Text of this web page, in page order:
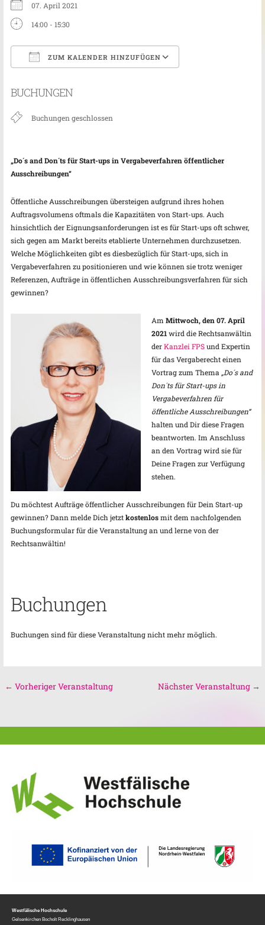
07. April 2021
14:00 - 15:30
ZUM KALENDER HINZUFÜGEN
BUCHUNGEN
Buchungen geschlossen
„Do´s and Don´ts für Start-ups in Vergabeverfahren öffentlicher
Ausschreibungen“
Öffentliche Ausschreibungen übersteigen aufgrund ihres hohen
Auftragsvolumens oftmals die Kapazitäten von Start-ups. Auch
hinsichtlich der Eignungsanforderungen ist es für Start-ups oft schwer,
sich gegen am Markt bereits etablierte Unternehmen durchzusetzen.
Welche Möglichkeiten gibt es diesbezüglich für Start-ups, sich in
Vergabeverfahren zu positionieren und wie können sie trotz weniger
Referenzen, Aufträge in öffentlichen Ausschreibungsverfahren für sich
gewinnen?
AmMittwoch, den 07. April
2021wird die Rechtsanwältin
derKanzlei FPSund Expertin
für das Vergaberecht einen
Vortrag zum Thema„Do´s and
Don´ts fürStart-ups in
Vergabeverfahren für
öffentliche Ausschreibungen“
halten und Dir diese Fragen
beantworten. Im Anschluss
an den Vortrag wird sie für
Deine Fragen zur Verfügung
stehen.
Du möchtest Aufträge öffentlicher Ausschreibungen für Dein Start-up
gewinnen? Dann melde Dich jetztkostenlosmit dem nachfolgenden
Buchungsformular für die Veranstaltung an und lerne von der
Rechtsanwältin!
Buchungen
Buchungen sind für diese Veranstaltung nicht mehr möglich.
← Vorheriger Veranstaltung Nächster Veranstaltung →
Westfälische Hochschule
Gelsenkirchen Bocholt Recklinghausen